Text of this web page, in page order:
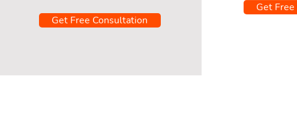
Get Free Consultation
Get